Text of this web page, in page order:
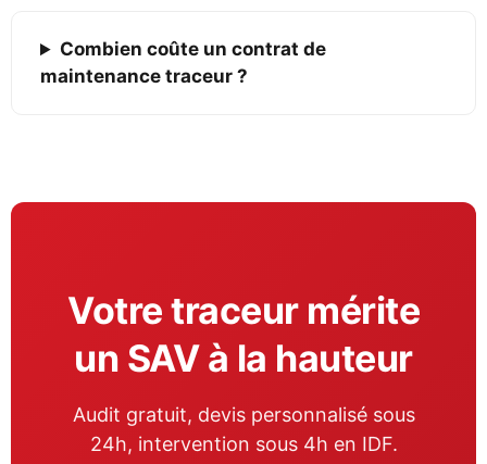
Combien coûte un contrat de
maintenance traceur ?
Votre traceur mérite
un SAV à la hauteur
Audit gratuit, devis personnalisé sous
24h, intervention sous 4h en IDF.